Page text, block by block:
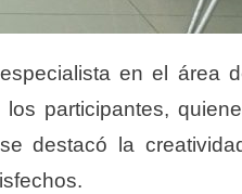
en el área
participantes,
destacó la